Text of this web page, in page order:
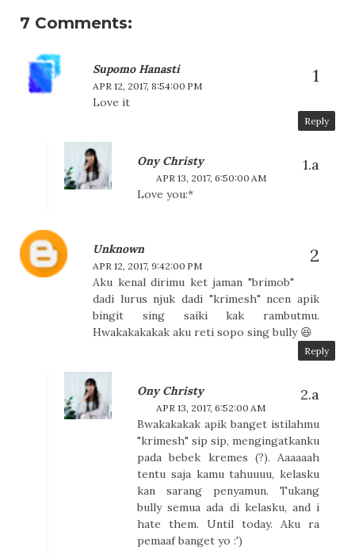
7 Comments:
Supomo Hanasti
APR 12, 2017, 8:54:00 PM
Love it
Reply
Ony Christy
APR 13, 2017, 6:50:00 AM
Love you:*
Unknown
APR 12, 2017, 9:42:00 PM
Aku kenal dirimu ket jaman "brimob"
dadi lurus njuk dadi "krimesh" ncen apik
bingit sing saiki kak rambutmu.
Hwakakakakak aku reti sopo sing bully 😆
Reply
Ony Christy
APR 13, 2017, 6:52:00 AM
Bwakakakak apik banget istilahmu
"krimesh" sip sip, mengingatkanku
pada bebek kremes (?). Aaaaaah
tentu saja kamu tahuuuu, kelasku
kan sarang penyamun. Tukang
bully semua ada di kelasku, and i
hate them. Until today. Aku ra
pemaaf banget yo :')